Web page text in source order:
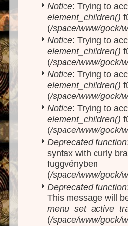
Notice: Trying to
element_children()
(/space/www/gock/
Notice: Trying to
element_children()
(/space/www/gock/
Notice: Trying to
element_children()
(/space/www/gock/
Notice: Trying to
element_children()
(/space/www/gock/
Deprecated function
syntax with curly
függvényben
(/space/www/gock/
Deprecated function
This message will
(/space/www/gock/